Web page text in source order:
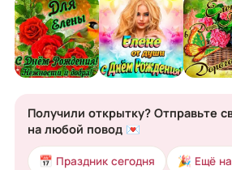
Получили открытку? Отправьте
на любой повод 💌
📅 Праздник сегодня 🎉 Ещё